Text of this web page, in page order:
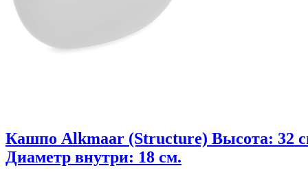
Кашпо Alkmaar (Structure) Высота: 32
Диаметр внутри: 18 см.